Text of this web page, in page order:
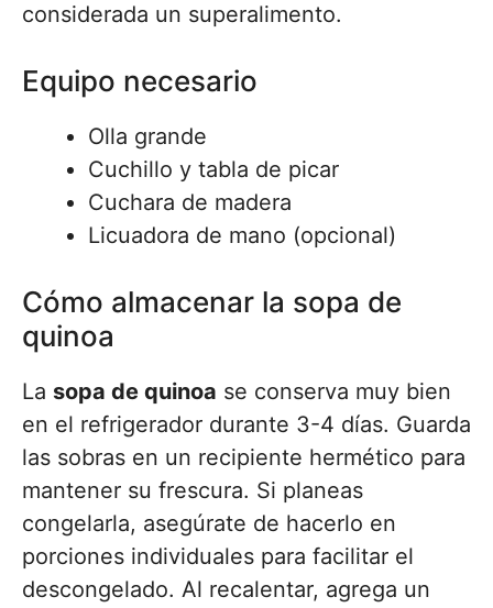
considerada un superalimento.
Equipo necesario
Olla grande
Cuchillo y tabla de picar
Cuchara de madera
Licuadora de mano (opcional)
Cómo almacenar la sopa de
quinoa
La sopa de quinoa se conserva muy bien
en el refrigerador durante 3-4 días. Guarda
las sobras en un recipiente hermético para
mantener su frescura. Si planeas
congelarla, asegúrate de hacerlo en
porciones individuales para facilitar el
descongelado. Al recalentar, agrega un